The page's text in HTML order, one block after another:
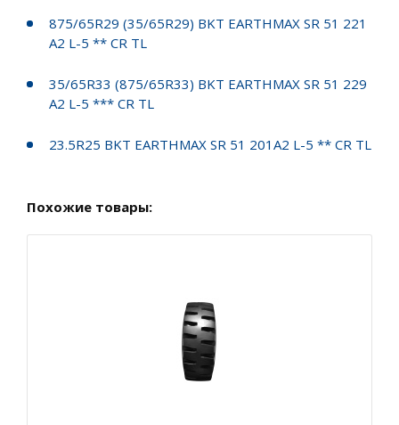
875/65R29 (35/65R29) BKT EARTHMAX SR 51 221
A2 L-5 ** CR TL
35/65R33 (875/65R33) BKT EARTHMAX SR 51 229
A2 L-5 *** CR TL
23.5R25 BKT EARTHMAX SR 51 201A2 L-5 ** CR TL
Похожие товары: